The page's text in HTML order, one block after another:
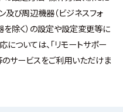
び周辺機器（ビジネスフォ
除く）の設定や設定変更等に
ついては、「リモートサポー
のサービスをご利用いただけま